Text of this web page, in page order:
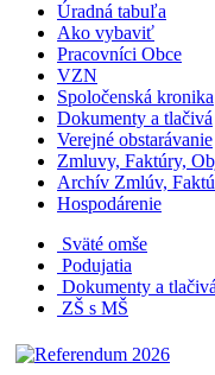
Úradná tabuľa
Ako vybaviť
Pracovníci Obce
VZN
Spoločenská kronika
Dokumenty a tlačivá
Verejné obstarávanie
Zmluvy, Faktúry,
Archív Zmlúv,
Hospodárenie
Sväté omše
Podujatia
Dokumenty a tlačivá
ZŠ s MŠ